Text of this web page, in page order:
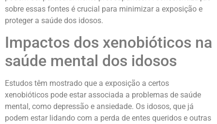
sobre essas fontes é crucial para minimizar a exposição e
proteger a saúde dos idosos.
Impactos dos xenobióticos na
saúde mental dos idosos
Estudos têm mostrado que a exposição a certos
xenobióticos pode estar associada a problemas de saúde
mental, como depressão e ansiedade. Os idosos, que já
podem estar lidando com a perda de entes queridos e outras